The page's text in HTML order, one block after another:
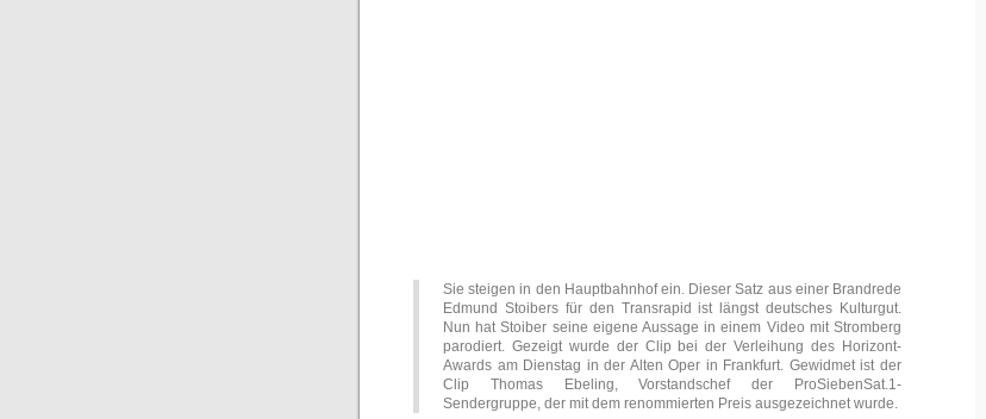
Sie steigen in den Hauptbahnhof ein. Dieser Satz aus einer Brandrede
Edmund Stoibers für den Transrapid ist längst deutsches Kulturgut.
Nun hat Stoiber seine eigene Aussage in einem Video mit Stromberg
parodiert. Gezeigt wurde der Clip bei der Verleihung des Horizont-
Awards am Dienstag in der Alten Oper in Frankfurt. Gewidmet ist der
Clip Thomas Ebeling, Vorstandschef der ProSiebenSat.1-
Sendergruppe, der mit dem renommierten Preis ausgezeichnet wurde.